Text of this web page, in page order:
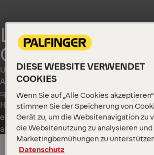
LÖSUNGEN FÜR
Unser Portfolio für Container-
Abrollkipper und Absetzkipper und
spezifische lokale Anforderungen. Diese
Handhabungseinheiten sind für einen
eine hohe Nutzlast und eine lange
ausgelegt.
GLOBAL
DIESE WEBSITE VERWENDET
COOKIES
Wenn Sie auf „Alle Cookies
stimmen Sie der Speicherung von
Gerät zu, um die Websitenavigation zu
die Websitenutzung zu analysieren
Marketingbemühungen zu
Datenschutz